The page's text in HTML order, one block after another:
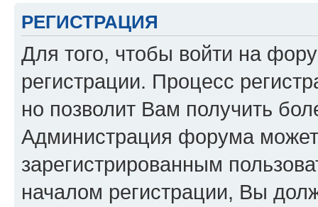
РЕГИСТРАЦИЯ
Для того, чтобы войти на
регистрации. Процесс
но позволит Вам получить
Администрация форума может
зарегистрированным
началом регистрации, Вы